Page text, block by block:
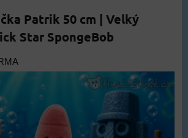
Patrik 50 cm | Velký
Star SpongeBob